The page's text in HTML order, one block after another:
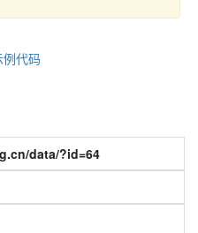
例代码
data/?id=64